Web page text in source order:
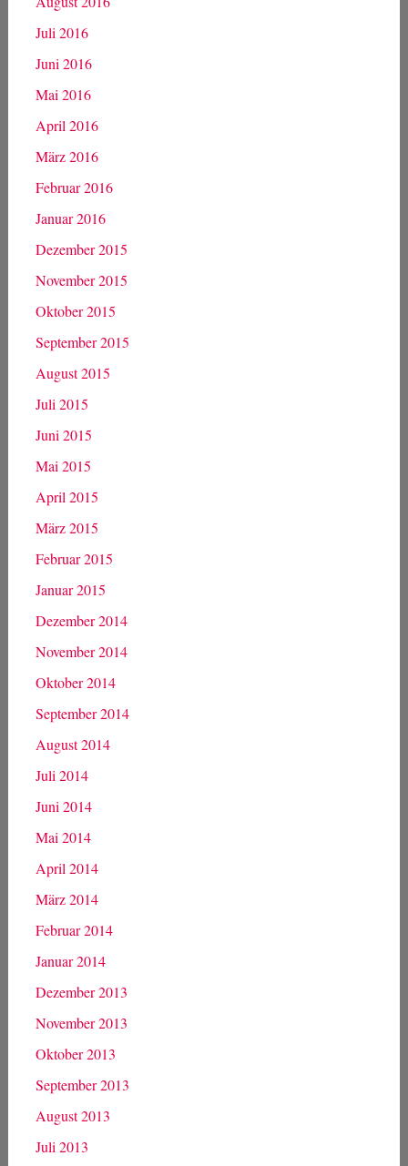
Juli 2016
Juni 2016
Mai 2016
April 2016
März 2016
Februar 2016
Januar 2016
Dezember 2015
November 2015
Oktober 2015
September 2015
August 2015
Juli 2015
Juni 2015
Mai 2015
April 2015
März 2015
Februar 2015
Januar 2015
Dezember 2014
November 2014
Oktober 2014
September 2014
August 2014
Juli 2014
Juni 2014
Mai 2014
April 2014
März 2014
Februar 2014
Januar 2014
Dezember 2013
November 2013
Oktober 2013
September 2013
August 2013
Juli 2013